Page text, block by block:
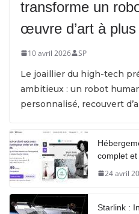
transforme un
œuvre d’art à
10 avril 2026 SP
Le joaillier du high-tech
ambitieux : un robot
personnalisé, recouvert
complet
24 avril
Starlink :